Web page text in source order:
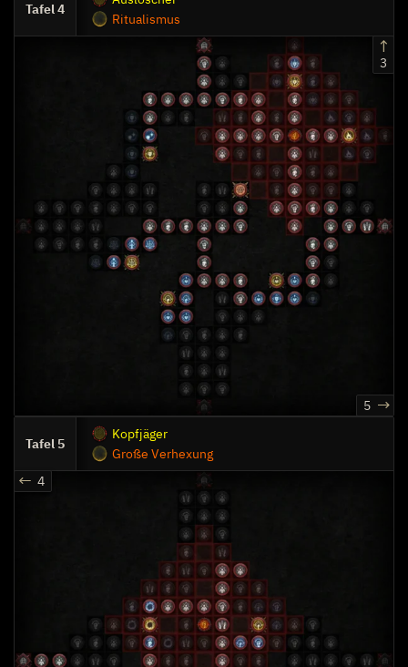
4
Ritualismus
3
5
5
Kopfjäger
Große Verhexung
4